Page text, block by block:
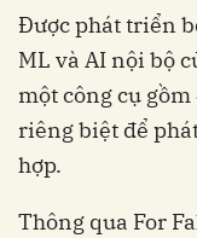
Được phát triển
ML và AI nội bộ
một công cụ
riêng biệt để
hợp.
Thông qua For